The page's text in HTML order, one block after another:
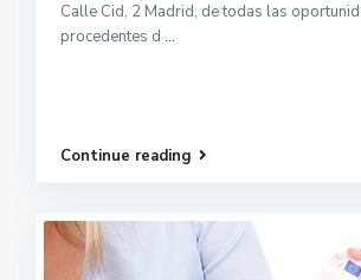
Calle Cid, 2 Madrid, de todas las
procedentes d...
Continue reading